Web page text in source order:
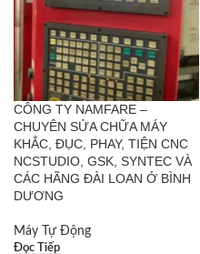
CÔNG TY NAMFARE –
CHUYÊN SỬA CHỮA MÁY
KHẮC, ĐỤC, PHAY, TIỆN CNC
NCSTUDIO, GSK, SYNTEC VÀ
CÁC HÃNG ĐÀI LOAN Ở BÌNH
DƯƠNG
Máy Tự Động
Đọc Tiếp